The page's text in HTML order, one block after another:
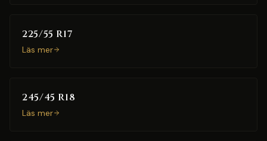
225/55 R17
Läs mer
245/45 R18
Läs mer